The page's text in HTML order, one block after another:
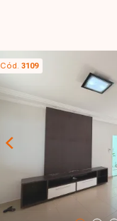
Cód. 3109